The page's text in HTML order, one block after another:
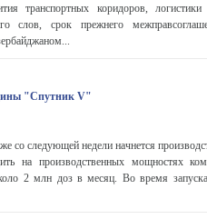
транспортных коридоров,
слов, срок прежнего
"Спутник V"
со следующей недели начнется
на производственных мощностях
2 млн доз в месяц. Во время запуска